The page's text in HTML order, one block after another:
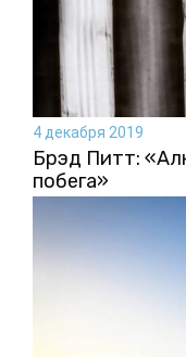
4 декабря 2019
Брэд Питт:
побега»